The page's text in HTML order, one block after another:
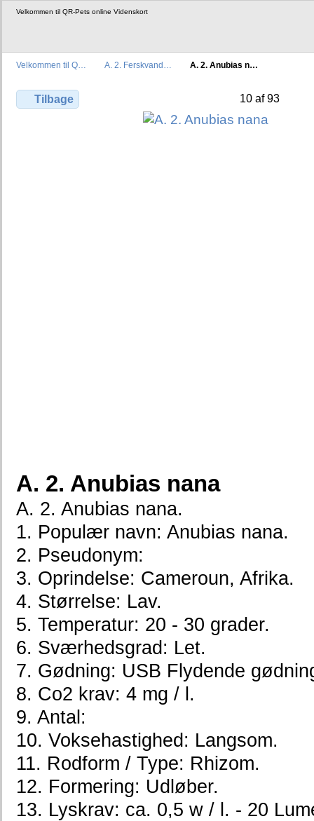
Velkommen til QR-Pets online Videnskort
Velkommen til Q… A. 2. Ferskvand… A. 2. Anubias n…
Tilbage 10 af 93
A. 2. Anubias nana
A. 2. Anubias nana.
1. Populær navn: Anubias nana.
2. Pseudonym:
3. Oprindelse: Cameroun, Afrika.
4. Størrelse: Lav.
5. Temperatur: 20 - 30 grader.
6. Sværhedsgrad: Let.
7. Gødning: USB Flydende
8. Co2 krav: 4 mg / l.
9. Antal:
10. Voksehastighed: Langsom.
11. Rodform / Type: Rhizom.
12. Formering: Udløber.
13. Lyskrav: ca. 0,5 w / l. - 20